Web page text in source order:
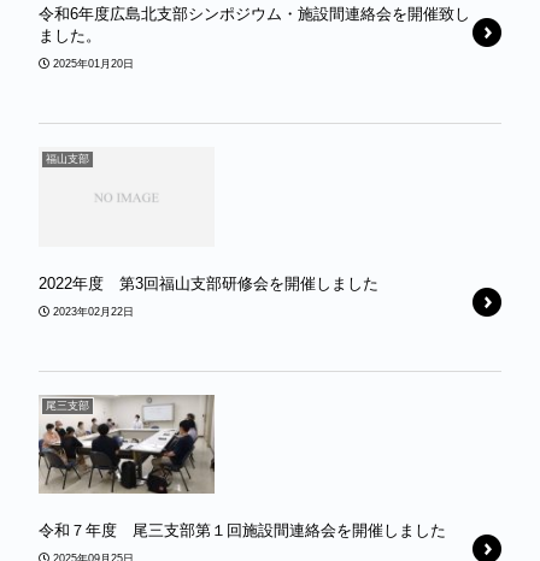
令和6年度広島北支部シンポジウム・施設間連絡会を開催致し
ました。
2025年01月20日
福山支部
2022年度 第3回福山支部研修会を開催しました￼
2023年02月22日
尾三支部
令和７年度 尾三支部第１回施設間連絡会を開催しました
2025年09月25日